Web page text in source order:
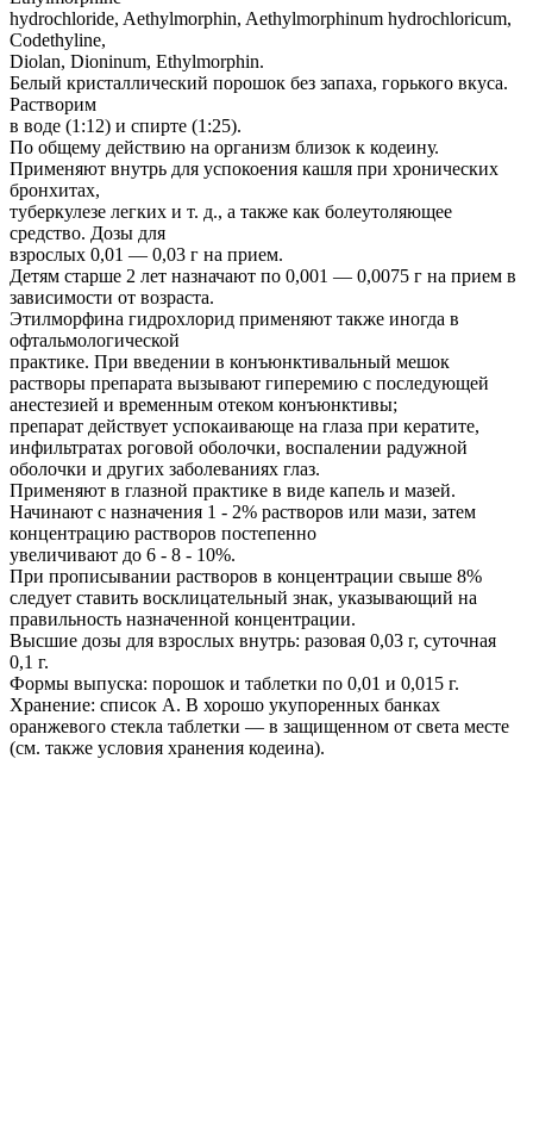
hydrochloride, Aethylmorphin, Aethylmorphinum hydrochloricum,
Codethyline,
Diolan, Dioninum, Ethylmorphin.
Белый кристаллический порошок без запаха, горького вкуса.
Растворим
в воде (1:12) и спирте (1:25).
По общему действию на организм близок к кодеину.
Применяют внутрь для успокоения кашля при хронических
бронхитах,
туберкулезе легких и т. д., а также как болеутоляющее
средство. Дозы для
взрослых 0,01 — 0,03 г на прием.
Детям старше 2 лет назначают по 0,001 — 0,0075 г на прием в
зависимости от возраста.
Этилморфина гидрохлорид применяют также иногда в
офтальмологической
практике. При введении в конъюнктивальный мешок
растворы препарата вызывают гиперемию с последующей
анестезией и временным отеком конъюнктивы;
препарат действует успокаивающе на глаза при кератите,
инфильтратах роговой оболочки, воспалении радужной
оболочки и других заболеваниях глаз.
Применяют в глазной практике в виде капель и мазей.
Начинают с назначения 1 - 2% растворов или мази, затем
концентрацию растворов постепенно
увеличивают до 6 - 8 - 10%.
При прописывании растворов в концентрации свыше 8%
следует ставить восклицательный знак, указывающий на
правильность назначенной концентрации.
Высшие дозы для взрослых внутрь: разовая 0,03 г, суточная
0,1 г.
Формы выпуска: порошок и таблетки по 0,01 и 0,015 г.
Хранение: список А. В хорошо укупоренных банках
оранжевого стекла таблетки — в защищенном от света месте
(см. также условия хранения кодеина).